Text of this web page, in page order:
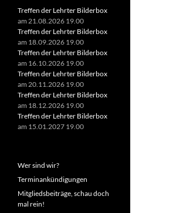
Treffen der Lehrter Bilderbox
am 21.08.2026 19.00
Treffen der Lehrter Bilderbox
am 18.09.2026 19.00
Treffen der Lehrter Bilderbox
am 16.10.2026 19.00
Treffen der Lehrter Bilderbox
am 20.11.2026 19.00
Treffen der Lehrter Bilderbox
am 18.12.2026 19.00
Treffen der Lehrter Bilderbox
am 15.01.2027 19.00
Wer sind wir?
Terminankündigungen
Mitgliedsbeiträge, schau doch
mal rein!